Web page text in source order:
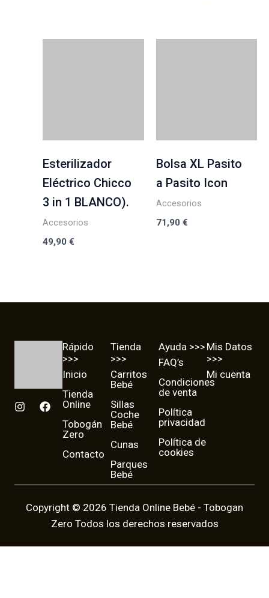
Esterilizador
Eléctrico Chicco
3 in 1 BLANCO).
Accesorios
49,90 €
Bolsa XL Pasito
a Pasito Icon
Accesorios
71,90 €
I
F
a
Rápido
>>>
Inicio
Tienda
Online
Tobogán
Zero
Contacto
Tienda
>>>
Carritos
Bebé
Sillas
Coche
Bebé
Cunas
Parques
Bebé
Ayuda >>>
FAQ’s
Condiciones
de venta
Política
privacidad
Política de
cookies
Mis Datos
>>>
Mi cuenta
Copyright © 2026 Tienda Online Bebé - Tobogan
Zero Todos los derechos reservados